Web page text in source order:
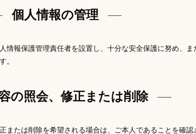
個人情報の管理
情報保護管理責任者を設置し、十分な安全保護に努め、
。
の照会、修正または削除
または削除を希望される場合は、ご本人であることを確